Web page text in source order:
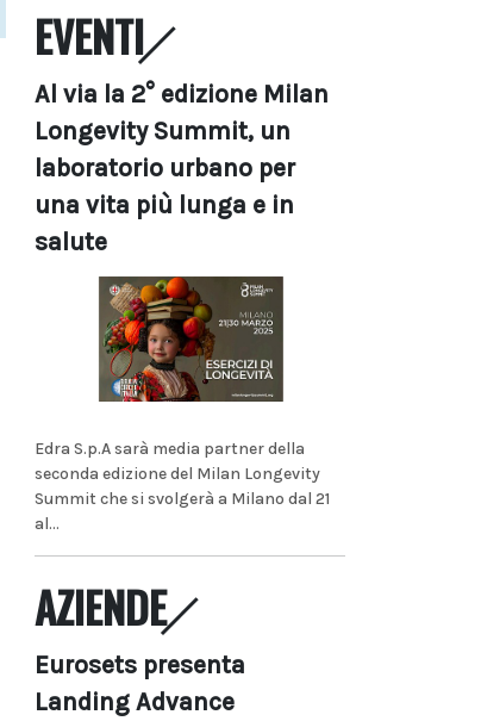
EVENTI
Al via la 2° edizione Milan
Longevity Summit, un
laboratorio urbano per
una vita più lunga e in
salute
Edra S.p.A sarà media partner della
seconda edizione del Milan Longevity
Summit che si svolgerà a Milano dal 21
al...
AZIENDE
Eurosets presenta
Landing Advance